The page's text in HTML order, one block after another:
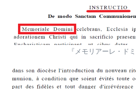
『メモリアーレ・ドミ